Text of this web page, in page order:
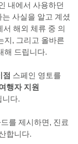
내에서 사용하던
사실을 알고 계셨
해외 체류 중 의
지, 그리고 올바른
해 드립니다.
점 스페인 영토를
행자 지원
니다.
를 제시하면, 진료
합니다.